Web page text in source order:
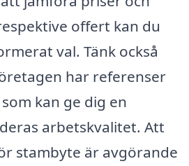
offert kan du
val. Tänk också
har referenser
kan ge dig en
arbetskvalitet. Att
stambyte är avgörande